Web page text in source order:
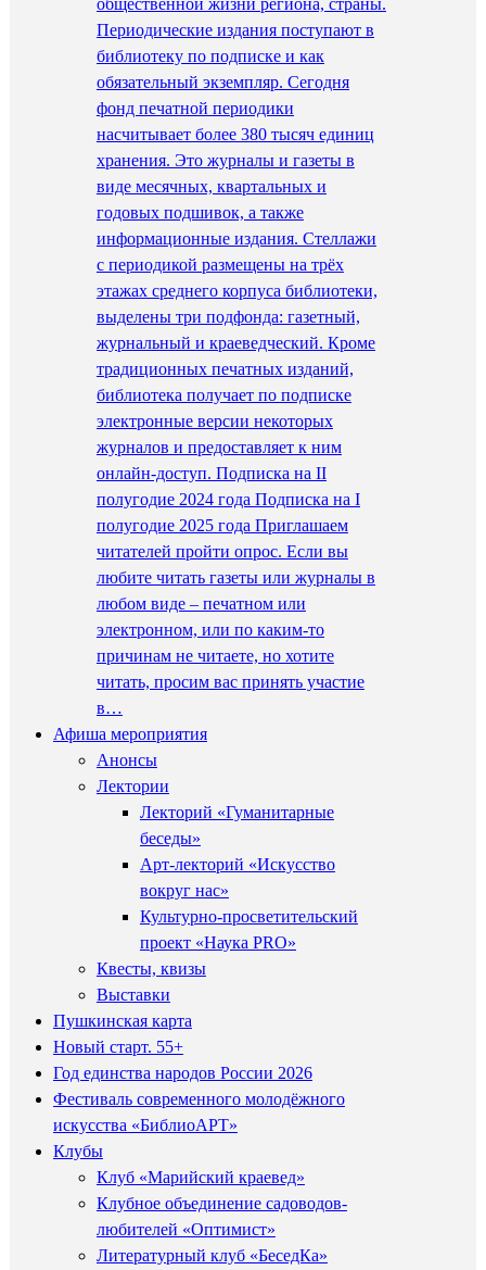
общественной жизни региона, страны.
Периодические издания поступают в
библиотеку по подписке и как
обязательный экземпляр. Сегодня
фонд печатной периодики
насчитывает более 380 тысяч единиц
хранения. Это журналы и газеты в
виде месячных, квартальных и
годовых подшивок, а также
информационные издания. Стеллажи
с периодикой размещены на трёх
этажах среднего корпуса библиотеки,
выделены три подфонда: газетный,
журнальный и краеведческий. Кроме
традиционных печатных изданий,
библиотека получает по подписке
электронные версии некоторых
журналов и предоставляет к ним
онлайн-доступ. Подписка на II
полугодие 2024 года Подписка на I
полугодие 2025 года Приглашаем
читателей пройти опрос. Если вы
любите читать газеты или журналы в
любом виде – печатном или
электронном, или по каким-то
причинам не читаете, но хотите
читать, просим вас принять участие
в…
Афиша мероприятия
Анонсы
Лектории
Лекторий «Гуманитарные
беседы»
Арт-лекторий «Искусство
вокруг нас»
Культурно-просветительский
проект «Наука PRO»
Квесты, квизы
Выставки
Пушкинская карта
Новый старт. 55+
Год единства народов России 2026
Фестиваль современного молодёжного
искусства «БиблиоАРТ»
Клубы
Клуб «Марийский краевед»
Клубное объединение садоводов-
любителей «Оптимист»
Литературный клуб «БеседКа»